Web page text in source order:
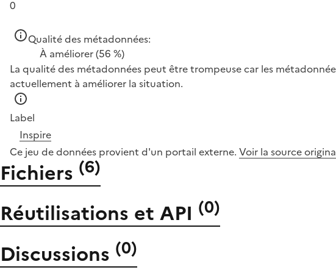
0
Qualité des métadonnées:
À améliorer(56 %)
La qualité des métadonnées peut être trompeuse car les
actuellement à améliorer la situation.
Label
Inspire
Ce jeu de données provient d'un portail externe. Voir la source
Fichiers (6)
Réutilisations et API (0)
Discussions (0)